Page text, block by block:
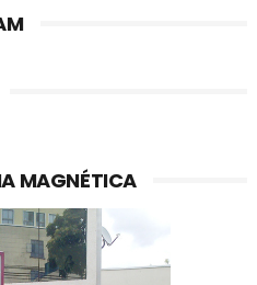
MAGNÉTICA